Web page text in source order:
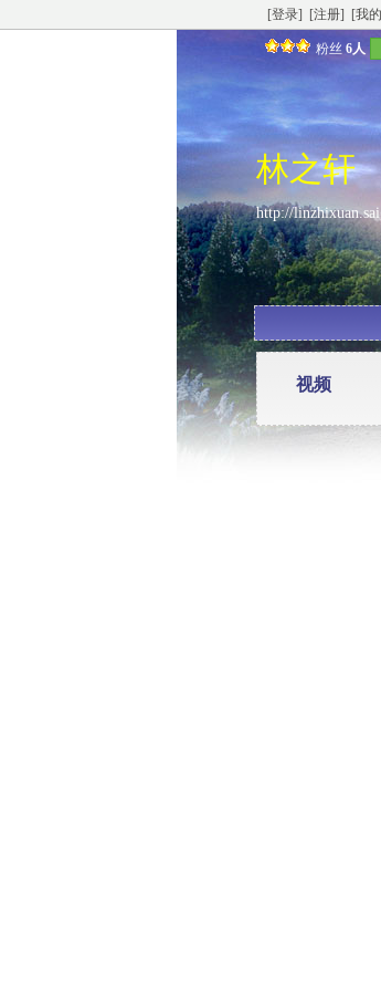
[登录] [注册] [我
粉丝 6人
林之轩
http://
视频